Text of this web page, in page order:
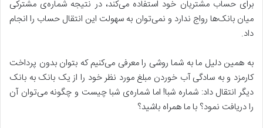
برای حساب مشتریان خود استفاده می‌کند، در نتیجه شماره‌ی مشترکی
میان بانک‌ها رواج ندارد و نمی‌توان به سهولت این انتقال حساب را انجام
داد.
به همین دلیل ما به شما روشی را معرفی می‌کنیم که بتوان بدون پرداخت
کارمزد و به سادگی آب خوردن مبلغ مورد نظر خود را از یک بانک به بانک
دیگر انتقال داد: شماره شبا! اما شماره‌ی شبا چیست و چگونه می‌توان آن
را دریافت نمود؟ با ما همراه باشید؟